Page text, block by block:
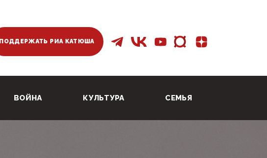
ПОДДЕРЖАТЬ РИА КАТЮША
ВОЙНА КУЛЬТУРА СЕМЬЯ